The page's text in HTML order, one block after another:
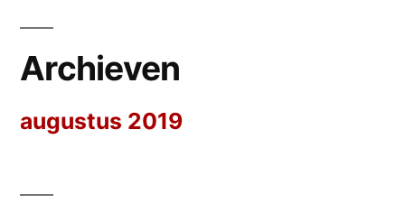
Archieven
augustus 2019